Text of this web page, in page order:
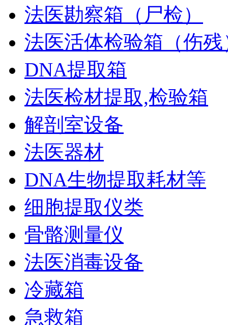
法医勘察箱（尸检）
法医活体检验箱（伤残
DNA提取箱
法医检材提取,检验箱
解剖室设备
法医器材
DNA生物提取耗材等
细胞提取仪类
骨骼测量仪
法医消毒设备
冷藏箱
急救箱